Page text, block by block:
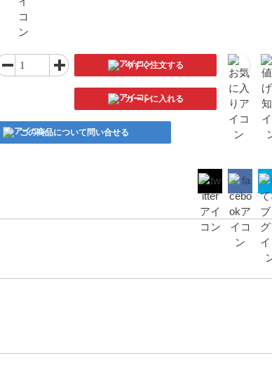
今すぐ注文する
カートに入れる
この商品について問い合せる